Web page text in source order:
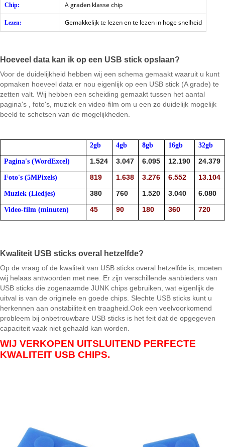
Chip: A graden klasse chip
Lezen: Gemakkelijk te lezen en te lezen in hoge snelheid
Hoeveel data kan ik op een USB stick opslaan?
Voor de duidelijkheid hebben wij een schema gemaakt waaruit u kunt
opmaken hoeveel data er nou eigenlijk op een USB stick (A grade) te
zetten valt. Wij hebben een scheiding gemaakt tussen het aantal
pagina's , foto's, muziek en video-film om u een zo duidelijk mogelijk
beeld te schetsen van de mogelijkheden.
2gb 4gb 8gb 16gb 32gb
Pagina's (WordExcel) 1.524 3.047 6.095 12.190 24.379
Foto's (5MPixels) 819 1.638 3.276 6.552 13.104
Muziek (Liedjes) 380 760 1.520 3.040 6.080
Video-film (minuten) 45 90 180 360 720
Kwaliteit USB sticks overal hetzelfde?
Op de vraag of de kwaliteit van USB sticks overal hetzelfde is, moeten
wij helaas antwoorden met nee. Er zijn verschillende aanbieders van
USB sticks die zogenaamde JUNK chips gebruiken, wat eigenlijk de
uitval is van de originele en goede chips. Slechte USB sticks kunt u
herkennen aan onstabiliteit en traagheid.Ook een veelvoorkomend
probleem bij onbetrouwbare USB sticks is het feit dat de opgegeven
capaciteit vaak niet gehaald kan worden.
WIJ VERKOPEN UITSLUITEND PERFECTE
KWALITEIT USB CHIPS.